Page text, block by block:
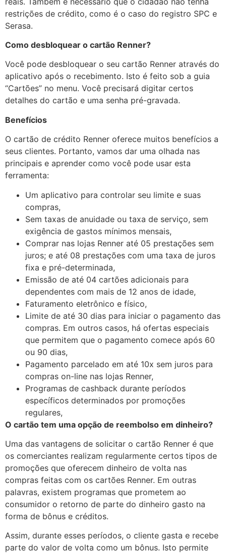
restrições de crédito, como é o caso do registro SPC e
Serasa.
Como desbloquear o cartão Renner?
Você pode desbloquear o seu cartão Renner através do
aplicativo após o recebimento. Isto é feito sob a guia
“Cartões” no menu. Você precisará digitar certos
detalhes do cartão e uma senha pré-gravada.
Benefícios
O cartão de crédito Renner oferece muitos benefícios a
seus clientes. Portanto, vamos dar uma olhada nas
principais e aprender como você pode usar esta
ferramenta:
Um aplicativo para controlar seu limite e suas
compras,
Sem taxas de anuidade ou taxa de serviço, sem
exigência de gastos mínimos mensais,
Comprar nas lojas Renner até 05 prestações sem
juros; e até 08 prestações com uma taxa de juros
fixa e pré-determinada,
Emissão de até 04 cartões adicionais para
dependentes com mais de 12 anos de idade,
Faturamento eletrônico e físico,
Limite de até 30 dias para iniciar o pagamento das
compras. Em outros casos, há ofertas especiais
que permitem que o pagamento comece após 60
ou 90 dias,
Pagamento parcelado em até 10x sem juros para
compras on-line nas lojas Renner,
Programas de cashback durante períodos
específicos determinados por promoções
regulares,
O cartão tem uma opção de reembolso em dinheiro?
Uma das vantagens de solicitar o cartão Renner é que
os comerciantes realizam regularmente certos tipos de
promoções que oferecem dinheiro de volta nas
compras feitas com os cartões Renner. Em outras
palavras, existem programas que prometem ao
consumidor o retorno de parte do dinheiro gasto na
forma de bônus e créditos.
Assim, durante esses períodos, o cliente gasta e recebe
parte do valor de volta como um bônus. Isto permite